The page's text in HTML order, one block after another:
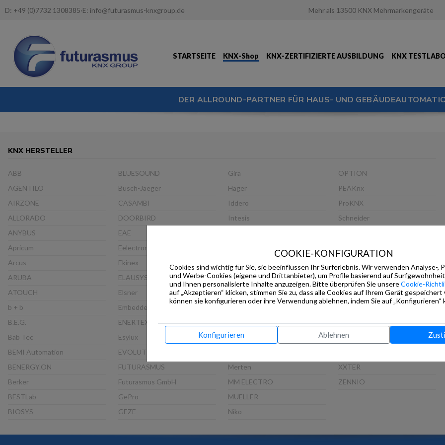
D: +49 (0)7732 1308385·E: info@futurasmus-knxgroup.de Mehr als 13500 KNX Mehrmarkengeräte
STARTSEITE KNX-Shop KNX-ZERTIFIZIERTE AUSBILDUNG KNX
DER ALLROUND-PARTNER FÜR HAUS- UND
KNX HERSTELLER
ABB
AGENTILO
AIRZONE
ALLORADO
ANYBUS
Apricum
Arcus
ARUBA
ATOUCH
b + b
B.E.G.
Bab Tec
BEMI Automation
BENERGY.ON
Berker
BESTLab
BIOSYS
BLUESOUND
Busch-Jaeger
CASAMBI
DOORBIRD
EAE
Eelectron
Ekinex
ELAUSYS
Elsner
Embedded Systems
ENERTEX
Esylux
EVOLUTION
FUTURASMUS
Futurasmus GmbH
GePro
GEZE
Gira
Hager
Iddero
Intesis
Jung
Lingg&Janke
LUNATONE
MDT
Merten
MM ELECTRO
MUELLER
Niko
OPTION
PEAKnx
ProKNX
Schneider
Thinknx
Viveroo
VLINCA
Wago
Weinzierl
XXTER
ZENNIO
COOKIE-KONFIGURATION
Cookies sind wichtig für Sie, sie beeinflussen Ihr Surferlebnis. Wir verwenden Analyse-,
und Werbe-Cookies (eigene und Drittanbieter), um Profile basierend auf
und Ihnen personalisierte Inhalte anzuzeigen. Bitte überprüfen Sie unsereCookie-
auf „Akzeptieren“ klicken, stimmen Sie zu, dass alle Cookies auf Ihrem Gerät gespeichert
können sie konfigurieren oder ihre Verwendung ablehnen, indem Sie auf „Konfigurieren“
Konfigurieren Ablehnen